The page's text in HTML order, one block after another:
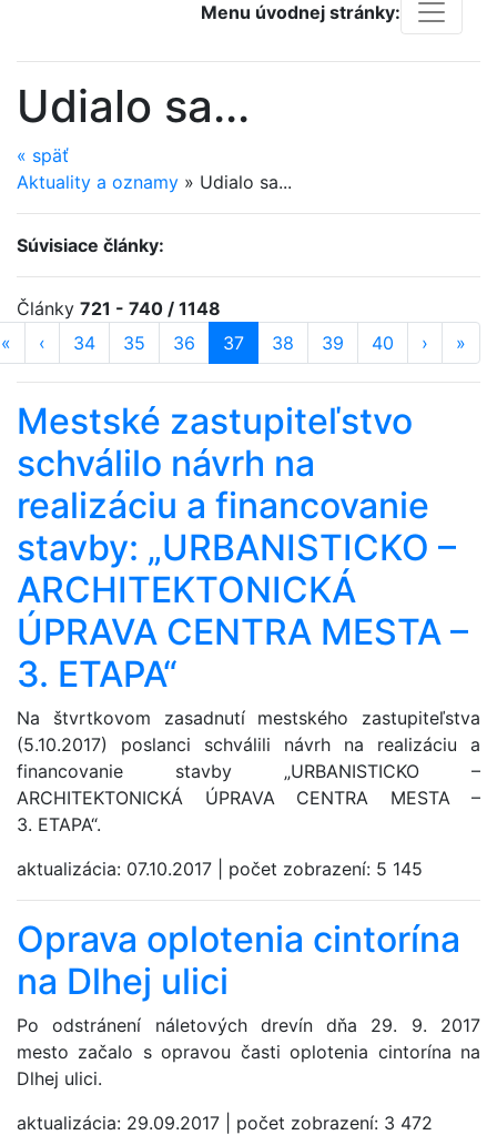
Menu úvodnej stránky:
Udialo sa...
« späť
Aktuality a oznamy » Udialo sa...
Súvisiace články:
Články 721 - 740 / 1148
« prvá strana
‹ predošlá strana
strana
34 strana
35 strana
36 strana
37 (aktuálna)
strana
38 strana
39 strana
40 ďalšia
› »
Mestské zastupiteľstvo
schválilo návrh na
realizáciu a financovanie
stavby: „URBANISTICKO –
ARCHITEKTONICKÁ
ÚPRAVA CENTRA MESTA –
3. ETAPA“
Na štvrtkovom zasadnutí mestského zastupiteľstva
(5.10.2017) poslanci schválili návrh na realizáciu a
financovanie stavby „URBANISTICKO –
ARCHITEKTONICKÁ ÚPRAVA CENTRA MESTA –
3. ETAPA“.
aktualizácia: 07.10.2017 počet zobrazení: 5 145
Oprava oplotenia cintorína
na Dlhej ulici
Po odstránení náletových drevín dňa 29. 9. 2017
mesto začalo s opravou časti oplotenia cintorína na
Dlhej ulici.
aktualizácia: 29.09.2017 počet zobrazení: 3 472